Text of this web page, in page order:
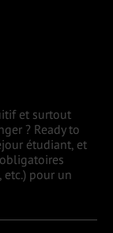
et surtout
? Ready to
étudiant, et
etc.) pour un